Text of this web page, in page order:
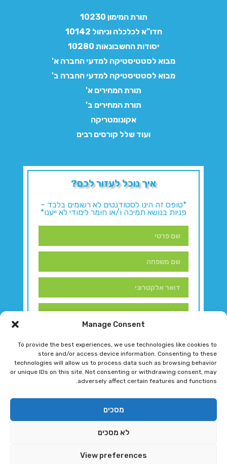
Manage Consent
To provide the best experiences, we use technologies like cookies to
store and/or access device information. Consenting to these
technologies will allow us to process data such as browsing behavior
or unique IDs on this site. Not consenting or withdrawing consent, may
adversely affect certain features and functions.
מסכים
לא מסכים
View preferences
תורת המימון 10230
חדו"א לכלכלה וניהול 10142
יסודות החשבונאות 10280
מבוא לסטטיסטיקה למדעי החברה א'
מבוא לסטטיסטיקה למדעי החברה ב'
תורת המחירים א'
תורת המחירים ב'
אקונומטריקה
ועוד שלל קורסים רבים
איך נוכל לעזור לכם?
*טופס זה הינו לסטודנטים לא רשומים בלבד –
פניות בנושא תמיכה ו/או חומר לימודי לא ייענו*